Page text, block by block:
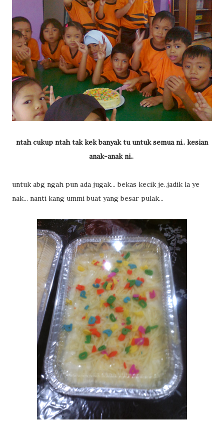
ntah cukup ntah tak kek banyak tu untuk semua ni.. kesian
anak-anak ni..
untuk abg ngah pun ada jugak... bekas kecik je..jadik la ye
nak... nanti kang ummi buat yang besar pulak...